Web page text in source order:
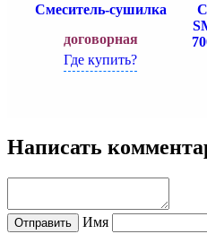
Смеситель-сушилка
договорная
Где купить?
Написать
Имя